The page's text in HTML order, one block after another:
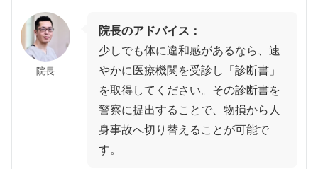
院長
院長のアドバイス：
少しでも体に違和感があるなら、速
やかに医療機関を受診し「診断書」
を取得してください。その診断書を
警察に提出することで、物損から人
身事故へ切り替えることが可能で
す。